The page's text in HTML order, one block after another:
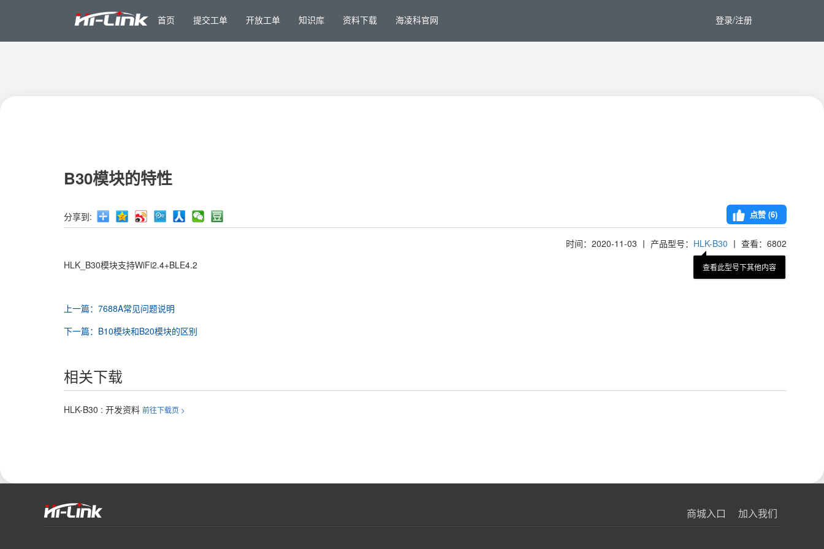
首页 提交工单 开放工单 知识库 资料下载 海凌科官网 登录/注册
B30模块的特性
分享到: 点赞 (6)
时间：2020-11-03 丨 产品型号： HLK-B30 丨 查看：6802
HLK_B30模块支持WiFi2.4+BLE4.2
上一篇：7688A常见问题说明
下一篇：B10模块和B20模块的区别
相关下载
HLK-B30 : 开发资料 前往下载页 >
商城入口 加入我们
查看此型号下其他内容